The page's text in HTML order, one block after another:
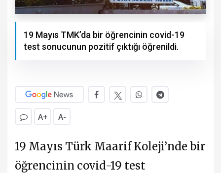
19 Mayıs TMK’da bir öğrencinin covid-19
test sonucunun pozitif çıktığı öğrenildi.
A+ A-
19 Mayıs Türk Maarif Koleji’nde bir
öğrencinin covid-19 test